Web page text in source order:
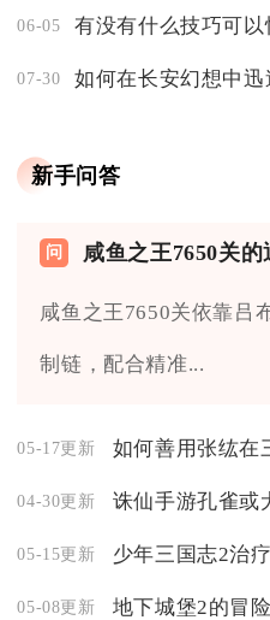
06-05
07-30 如何在长安幻想中
新手问答
咸鱼之王7650关
咸鱼之王7650关依靠吕
制链，配合精准...
05-17更新
04-30更新
05-15更新 少年三国志2治
05-08更新 地下城堡2的冒